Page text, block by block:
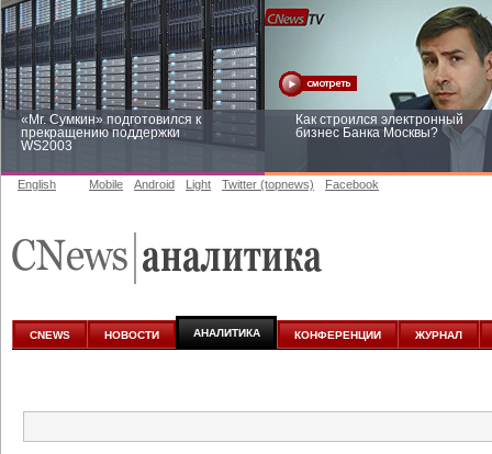
«Mr. Сумкин» подготовился к
прекращению поддержки
WS2003
Как строился электронный
бизнес Банка Москвы?
аналитике
English Mobile Android Light Twitter (topnews) Facebook
CNEWS НОВОСТИ АНАЛИТИКА КОНФЕРЕНЦИИ ЖУРНАЛ